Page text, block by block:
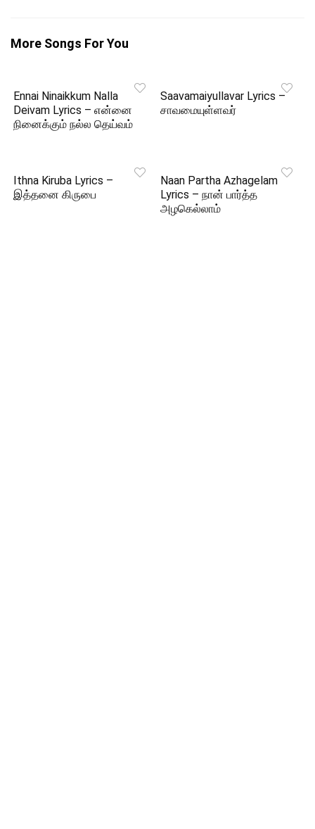
More Songs For You
Ennai Ninaikkum Nalla
Deivam Lyrics – என்னை
நினைக்கும் நல்ல தெய்வம்
Saavamaiyullavar Lyrics –
சாவமையுள்ளவர்
Ithna Kiruba Lyrics –
இத்தனை கிருபை
Naan Partha Azhagelam
Lyrics – நான் பார்த்த
அழகெல்லாம்